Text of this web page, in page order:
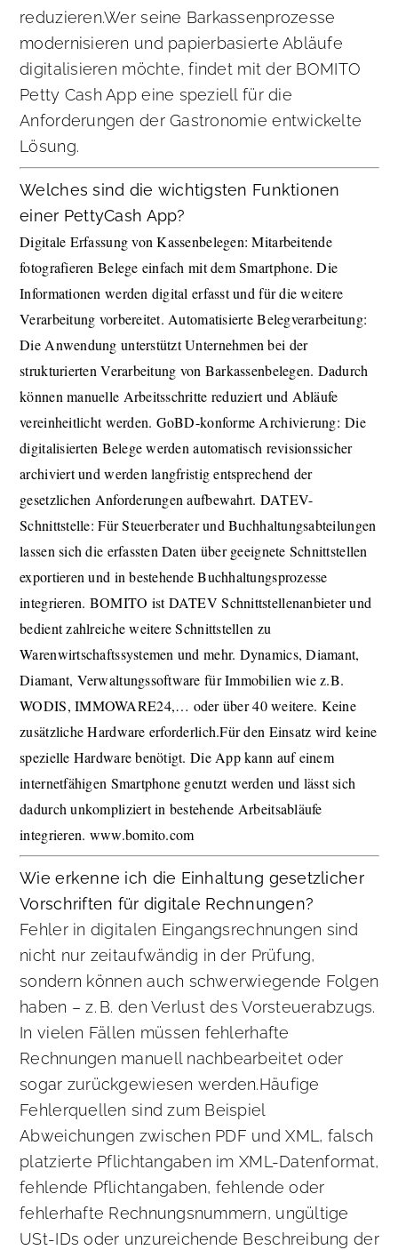
reduzieren.Wer seine Barkassenprozesse
modernisieren und papierbasierte Abläufe
digitalisieren möchte, findet mit der BOMITO
Petty Cash App eine speziell für die
Anforderungen der Gastronomie entwickelte
Lösung.
Welches sind die wichtigsten Funktionen
einer PettyCash App?
Digitale Erfassung von Kassenbelegen: Mitarbeitende
fotografieren Belege einfach mit dem Smartphone. Die
Informationen werden digital erfasst und für die weitere
Verarbeitung vorbereitet. Automatisierte Belegverarbeitung:
Die Anwendung unterstützt Unternehmen bei der
strukturierten Verarbeitung von Barkassenbelegen. Dadurch
können manuelle Arbeitsschritte reduziert und Abläufe
vereinheitlicht werden. GoBD-konforme Archivierung: Die
digitalisierten Belege werden automatisch revisionssicher
archiviert und werden langfristig entsprechend der
gesetzlichen Anforderungen aufbewahrt. DATEV-
Schnittstelle: Für Steuerberater und Buchhaltungsabteilungen
lassen sich die erfassten Daten über geeignete Schnittstellen
exportieren und in bestehende Buchhaltungsprozesse
integrieren. BOMITO ist DATEV Schnittstellenanbieter und
bedient zahlreiche weitere Schnittstellen zu
Warenwirtschaftssystemen und mehr. Dynamics, Diamant,
Diamant, Verwaltungssoftware für Immobilien wie z.B.
WODIS, IMMOWARE24,… oderüber40weitere. Keine
zusätzliche Hardware erforderlich.Für den Einsatz wird keine
spezielle Hardware benötigt. Die App kann auf einem
internetfähigen Smartphone genutzt werden und lässt sich
dadurch unkompliziert in bestehende Arbeitsabläufe
integrieren. www.bomito.com
Wie erkenne ich die Einhaltung gesetzlicher
Vorschriften für digitale Rechnungen?
Fehler in digitalen Eingangsrechnungen sind
nicht nur zeitaufwändig in der Prüfung,
sondern können auch schwerwiegende Folgen
haben – z. B. den Verlust des Vorsteuerabzugs.
In vielen Fällen müssen fehlerhafte
Rechnungen manuell nachbearbeitet oder
sogar zurückgewiesen werden.Häufige
Fehlerquellen sind zum Beispiel
Abweichungen zwischen PDF und XML, falsch
platzierte Pflichtangaben im XML-Datenformat,
fehlende Pflichtangaben, fehlende oder
fehlerhafte Rechnungsnummern, ungültige
USt-IDs oder unzureichende Beschreibung der